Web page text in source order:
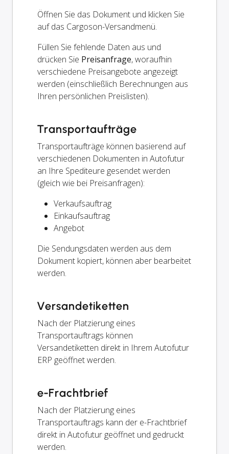
Öffnen Sie das Dokument und klicken Sie
auf das Cargoson-Versandmenü.
Füllen Sie fehlende Daten aus und
drücken Sie Preisanfrage, woraufhin
verschiedene Preisangebote angezeigt
werden (einschließlich Berechnungen aus
Ihren persönlichen Preislisten).
Transportaufträge
Transportaufträge können basierend auf
verschiedenen Dokumenten in Autofutur
an Ihre Spediteure gesendet werden
(gleich wie bei Preisanfragen):
Verkaufsauftrag
Einkaufsauftrag
Angebot
Die Sendungsdaten werden aus dem
Dokument kopiert, können aber bearbeitet
werden.
Versandetiketten
Nach der Platzierung eines
Transportauftrags können
Versandetiketten direkt in Ihrem Autofutur
ERP geöffnet werden.
e-Frachtbrief
Nach der Platzierung eines
Transportauftrags kann der e-Frachtbrief
direkt in Autofutur geöffnet und gedruckt
werden.